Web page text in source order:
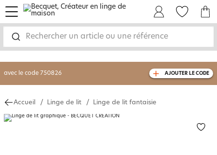
Rechercher un article ou une référence
menu
-30% sur votre commandedès 2 articles
livraison GRATUITEdès 110€ d'achat
avec le code 750826 AJOUTER LE CODE
Accueil Linge de lit Linge de lit fantaisie